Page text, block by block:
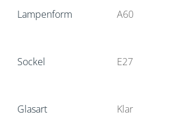
Lampenform A60
Sockel E27
Glasart Klar